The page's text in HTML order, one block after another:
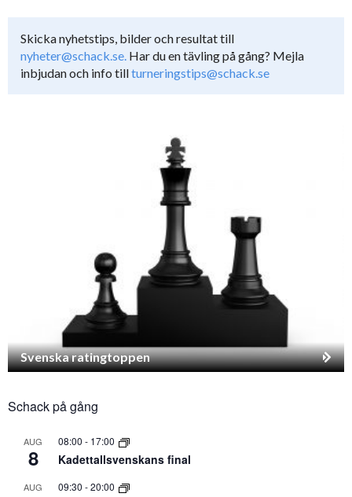
Skicka nyhetstips, bilder och resultat till
nyheter@schack.se. Har du en tävling på gång? Mejla
inbjudan och info tillturneringstips@schack.se
Svenska ratingtoppen
Schack på gång
AUG
8
08:00 - 17:00
Kadettallsvenskans final
AUG 09:30 -20:00